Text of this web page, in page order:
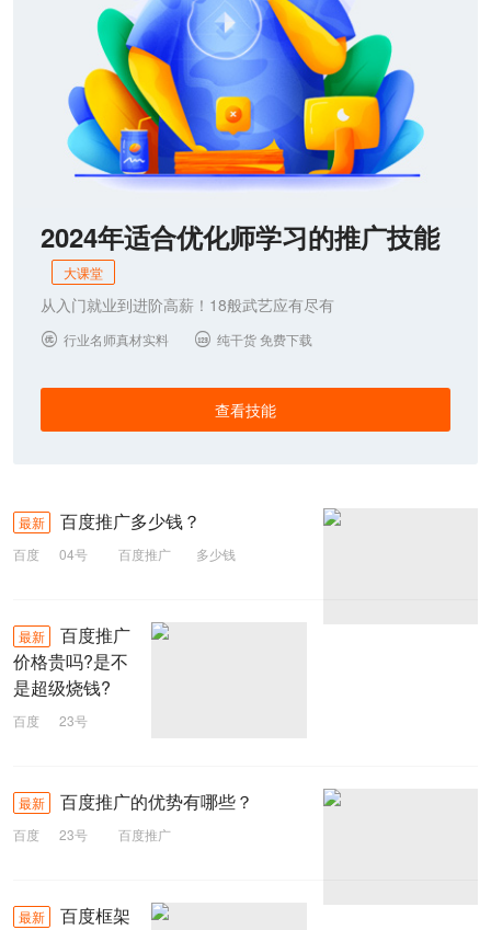
2024年适合优化师学习的推广技能
大课堂
从入门就业到进阶高薪！18般武艺应有尽有
 行业名师真材实料  纯干货 免费下载
查看技能
最新 百度推广多少钱？
百度 04号 百度推广 多少钱
最新
百度推广
价格贵吗?是不
是超级烧钱?
百度
23号
最新 百度推广的优势有哪些？
百度 23号 百度推广
最新
百度框架